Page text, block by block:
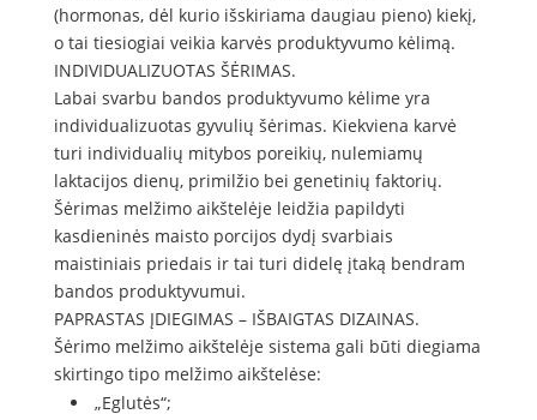
(hormonas, dėl kurio išskiriama daugiau pieno) kiekį,
o tai tiesiogiai veikia karvės produktyvumo kėlimą.
INDIVIDUALIZUOTAS ŠĖRIMAS.
Labai svarbu bandos produktyvumo kėlime yra
individualizuotas gyvulių šėrimas. Kiekviena karvė
turi individualių mitybos poreikių, nulemiamų
laktacijos dienų, primilžio bei genetinių faktorių.
Šėrimas melžimo aikštelėje leidžia papildyti
kasdieninės maisto porcijos dydį svarbiais
maistiniais priedais ir tai turi didelę įtaką bendram
bandos produktyvumui.
PAPRASTAS ĮDIEGIMAS – IŠBAIGTAS DIZAINAS.
Šėrimo melžimo aikštelėje sistema gali būti diegiama
skirtingo tipo melžimo aikštelėse:
„Eglutės“;